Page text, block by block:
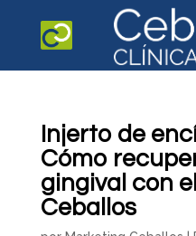
Injerto de
Cómo
gingival con
Ceballos